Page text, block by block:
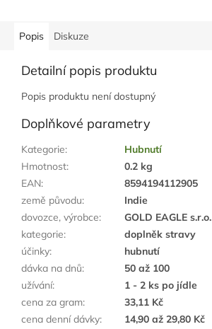
Popis Diskuze
Detailní popis produktu
Popis produktu není dostupný
Doplňkové parametry
Kategorie:
Hubnutí
Hmotnost:
0.2 kg
EAN:
8594194112905
země původu:
Indie
dovozce, výrobce:
GOLD EAGLE s.r.o.
kategorie:
doplněk stravy
účinky:
hubnutí
dávka na dnů:
50 až 100
užívání:
1 - 2 ks po jídle
cena za gram:
33,11 Kč
cena denní dávky:
14,90 až 29,80 Kč